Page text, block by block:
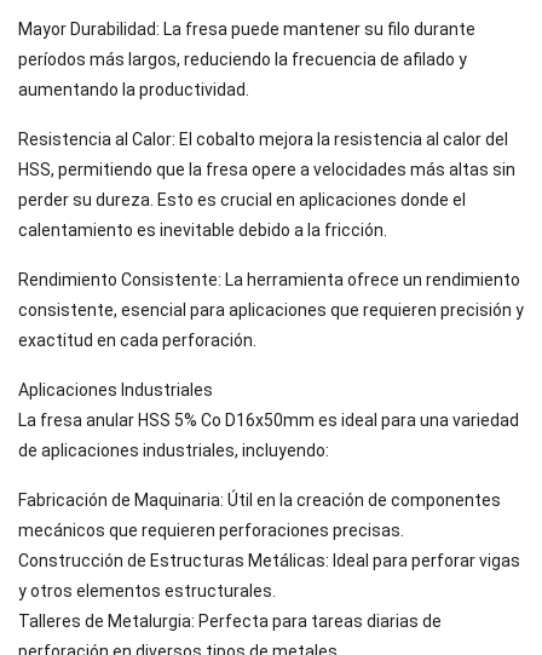
Mayor Durabilidad: La fresa puede mantener su filo durante
períodos más largos, reduciendo la frecuencia de afilado y
aumentando la productividad.
Resistencia al Calor: El cobalto mejora la resistencia al calor del
HSS, permitiendo que la fresa opere a velocidades más altas sin
perder su dureza. Esto es crucial en aplicaciones donde el
calentamiento es inevitable debido a la fricción.
Rendimiento Consistente: La herramienta ofrece un rendimiento
consistente, esencial para aplicaciones que requieren precisión y
exactitud en cada perforación.
Aplicaciones Industriales
La fresa anular HSS 5% Co D16x50mm es ideal para una variedad
de aplicaciones industriales, incluyendo:
Fabricación de Maquinaria: Útil en la creación de componentes
mecánicos que requieren perforaciones precisas.
Construcción de Estructuras Metálicas: Ideal para perforar vigas
y otros elementos estructurales.
Talleres de Metalurgia: Perfecta para tareas diarias de
perforación en diversos tipos de metales.